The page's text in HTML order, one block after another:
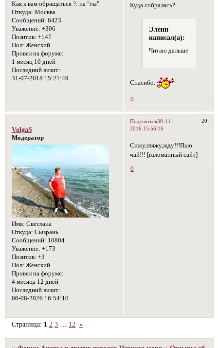
Как к вам обращаться ?: на "ты"
Откуда: Москва
Сообщений: 6423
Уважение: +306
Позитив: +147
Пол: Женский
Провел на форуме:
1 месяц 10 дней
Последний визит:
31-07-2018 15:21:49
Куда собралась?
Эленн
написал(а):
Читаю дальше
Спасибо.
0
Поделиться 20
30-11-
2016 15:56:16
VolgaS
Модератор
Имя: Светлана
Откуда: Сызрань
Сообщений: 10804
Уважение: +173
Позитив: +3
Пол: Женский
Провел на форуме:
4 месяца 12 дней
Последний визит:
06-08-2026 16:54:10
Сижу,гляжу,жду!!!Пью
чай!!! [взломанный сайт]
0
Страница: 1 2 3 12 »